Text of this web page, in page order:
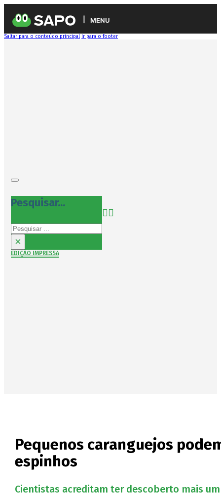
MENU
Saltar para o conteúdo principal Ir para o footer
Pesquisar...
Pesquisar
×
EDIÇÃO IMPRESSA
Pequenos caranguejos
espinhos
Cientistas acreditam ter descoberto mais